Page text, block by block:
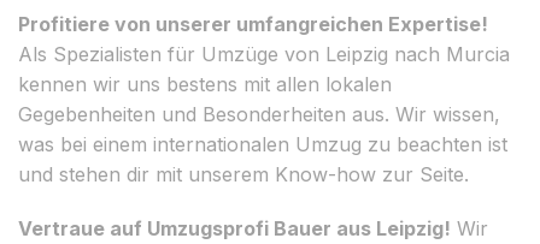
Profitiere von unserer umfangreichen Expertise!
Als Spezialisten für Umzüge von Leipzig nach Murcia
kennen wir uns bestens mit allen lokalen
Gegebenheiten und Besonderheiten aus. Wir wissen,
was bei einem internationalen Umzug zu beachten ist
und stehen dir mit unserem Know-how zur Seite.
Vertraue auf Umzugsprofi Bauer aus Leipzig! Wir